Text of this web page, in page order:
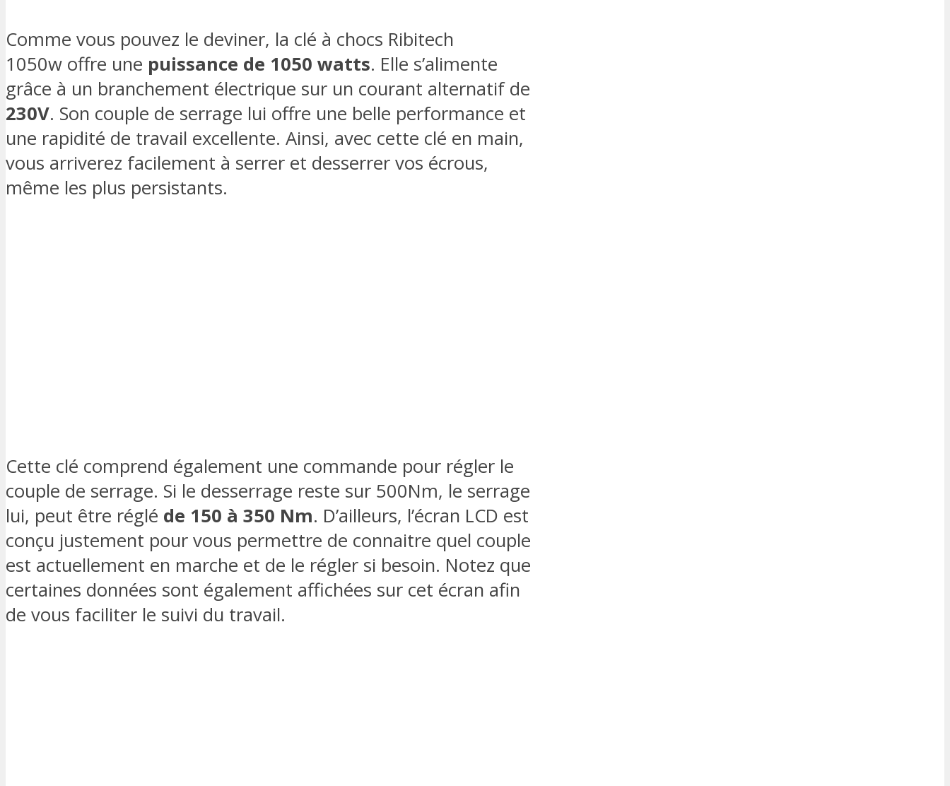
Comme vous pouvez le deviner, la clé à chocs Ribitech
1050w offre une puissance de 1050 watts. Elle s’alimente
grâce à un branchement électrique sur un courant alternatif de
230V. Son couple de serrage lui offre une belle performance et
une rapidité de travail excellente. Ainsi, avec cette clé en main,
vous arriverez facilement à serrer et desserrer vos écrous,
même les plus persistants.
Cette clé comprend également une commande pour régler le
couple de serrage. Si le desserrage reste sur 500Nm, le serrage
lui, peut être réglé de 150 à 350 Nm. D’ailleurs, l’écran LCD est
conçu justement pour vous permettre de connaitre quel couple
est actuellement en marche et de le régler si besoin. Notez que
certaines données sont également affichées sur cet écran afin
de vous faciliter le suivi du travail.